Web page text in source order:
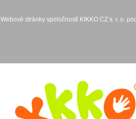
Webové stránky spoločnosti KIKKO CZ s. r. o.